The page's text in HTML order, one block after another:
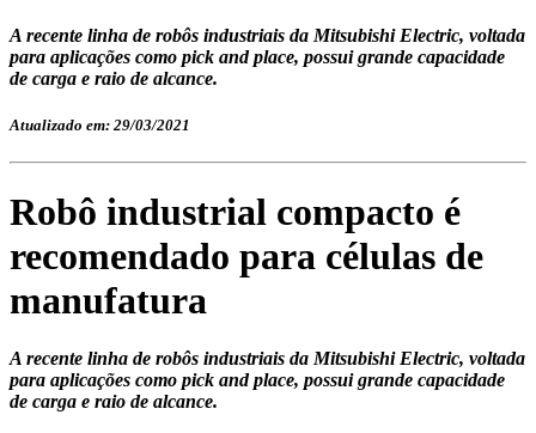
A recente linha de robôs industriais da Mitsubishi Electric, voltada
para aplicações como pick and place, possui grande capacidade
de carga e raio de alcance.
Atualizado em: 29/03/2021
Robô industrial compacto é
recomendado para células de
manufatura
A recente linha de robôs industriais da Mitsubishi Electric, voltada
para aplicações como pick and place, possui grande capacidade
de carga e raio de alcance.